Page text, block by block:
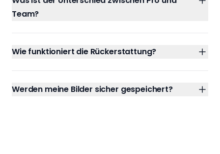
Team?
Wie funktioniert die Rückerstattung?
Werden meine Bilder sicher gespeichert?